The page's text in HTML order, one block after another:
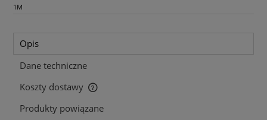
1M
Opis
Dane techniczne
Koszty dostawy
Cena nie zawiera ewentualnych kosztów płatności
Produkty powiązane